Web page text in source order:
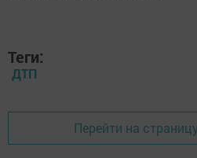
Теги:
ДТП
Перейти на